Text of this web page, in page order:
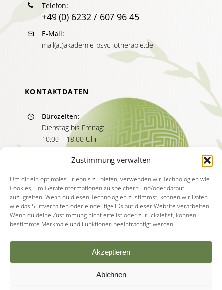
Zustimmung verwalten
Um dir ein optimales Erlebnis zu bieten, verwenden wir Technologien wie
Cookies, um Geräteinformationen zu speichern und/oder darauf
zuzugreifen. Wenn du diesen Technologien zustimmst, können wir Daten
wie das Surfverhalten oder eindeutige IDs auf dieser Website verarbeiten.
Wenn du deine Zustimmung nicht erteilst oder zurückziehst, können
bestimmte Merkmale und Funktionen beeinträchtigt werden.
Akzeptieren
Ablehnen
Telefon:
+49 (0) 6232 / 607 96 45
E-Mail:
mail(at)akademie-psychotherapie.de
KONTAKTDATEN
Bürozeiten:
Dienstag bis Freitag:
10:00 – 18:00 Uhr
Sprechzeiten:
11:00 – 13:00 Uhr
15:00 – 17:00 Uhr
© Copyright - 2026 | Akademie für Psychotherapie